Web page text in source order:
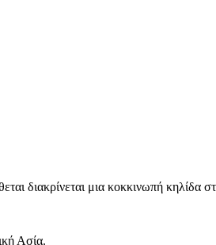
διακρίνεται μια κοκκινωπή κηλίδα
Ασία.